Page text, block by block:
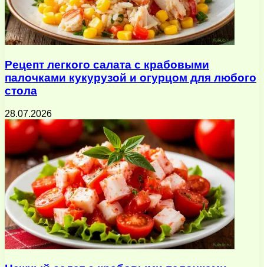
Рецепт легкого салата с крабовыми
палочками кукурузой и огурцом для любого
стола
28.07.2026